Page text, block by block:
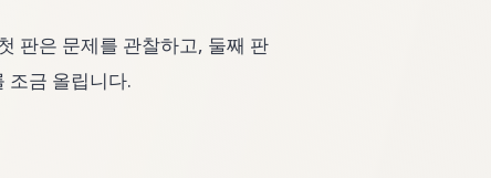
판은 문제를 관찰하고, 둘째 판
조금 올립니다.